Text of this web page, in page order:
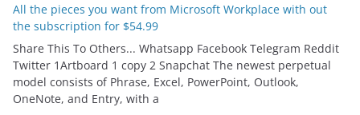
All the pieces you want from Microsoft Workplace with out
the subscription for $54.99
Share This To Others... Whatsapp Facebook Telegram Reddit
Twitter 1Artboard 1 copy 2 Snapchat The newest perpetual
model consists of Phrase, Excel, PowerPoint, Outlook,
OneNote, and Entry, with a